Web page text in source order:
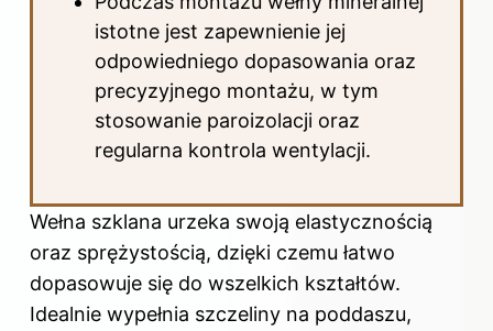
istotne jest zapewnienie jej
odpowiedniego dopasowania oraz
precyzyjnego montażu, w tym
stosowanie paroizolacji oraz
regularna kontrola wentylacji.
Wełna szklana urzeka swoją elastycznością
oraz sprężystością, dzięki czemu łatwo
dopasowuje się do wszelkich kształtów.
Idealnie wypełnia szczeliny na poddaszu,